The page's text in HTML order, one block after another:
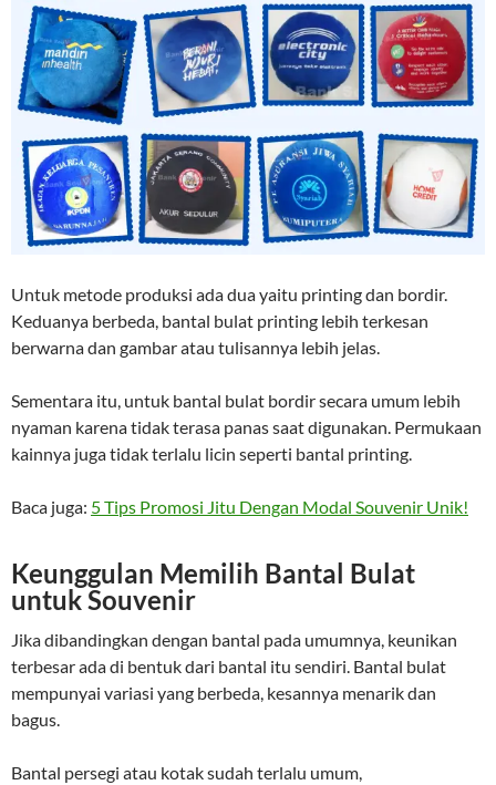
Untuk metode produksi ada dua yaitu printing dan bordir.
Keduanya berbeda, bantal bulat printing lebih terkesan
berwarna dan gambar atau tulisannya lebih jelas.
Sementara itu, untuk bantal bulat bordir secara umum lebih
nyaman karena tidak terasa panas saat digunakan. Permukaan
kainnya juga tidak terlalu licin seperti bantal printing.
Baca juga: 5 Tips Promosi Jitu Dengan Modal Souvenir Unik!
Keunggulan Memilih Bantal Bulat
untuk Souvenir
Jika dibandingkan dengan bantal pada umumnya, keunikan
terbesar ada di bentuk dari bantal itu sendiri. Bantal bulat
mempunyai variasi yang berbeda, kesannya menarik dan
bagus.
Bantal persegi atau kotak sudah terlalu umum,